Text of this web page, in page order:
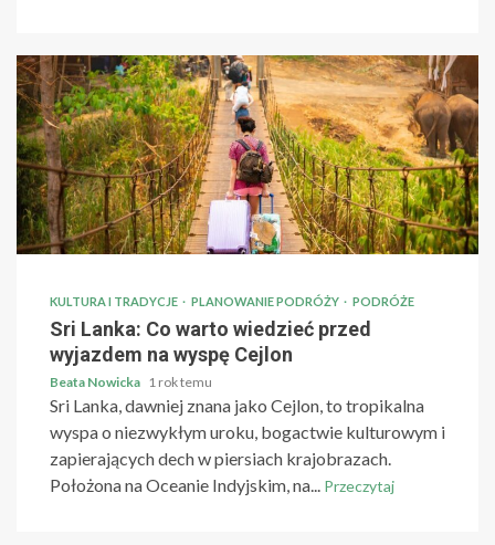
KULTURA I TRADYCJE PLANOWANIE PODRÓŻY PODRÓŻE
Sri Lanka: Co warto wiedzieć przed
wyjazdem na wyspę Cejlon
Beata Nowicka 1 rok temu
Sri Lanka, dawniej znana jako Cejlon, to tropikalna
wyspa o niezwykłym uroku, bogactwie kulturowym i
zapierających dech w piersiach krajobrazach.
Położona na Oceanie Indyjskim, na...
Przeczytaj